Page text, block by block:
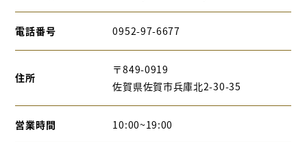
電話番号 0952-97-6677
住所
〒849-0919
佐賀県佐賀市兵庫北2-30-35
営業時間 10:00~19:00